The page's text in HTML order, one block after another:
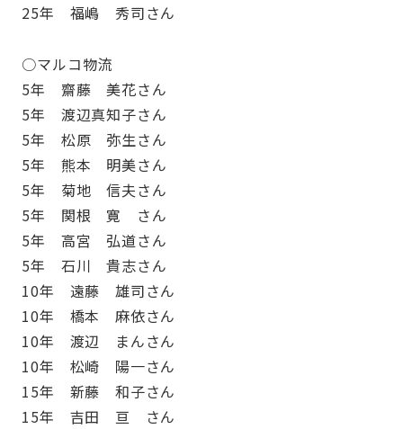
25年 福嶋 秀司さん
○マルコ物流
5年 齋藤 美花さん
5年 渡辺真知子さん
5年 松原 弥生さん
5年 熊本 明美さん
5年 菊地 信夫さん
5年 関根 寛 さん
5年 高宮 弘道さん
5年 石川 貴志さん
10年 遠藤 雄司さん
10年 橋本 麻依さん
10年 渡辺 まんさん
10年 松崎 陽一さん
15年 新藤 和子さん
15年 吉田 亘 さん